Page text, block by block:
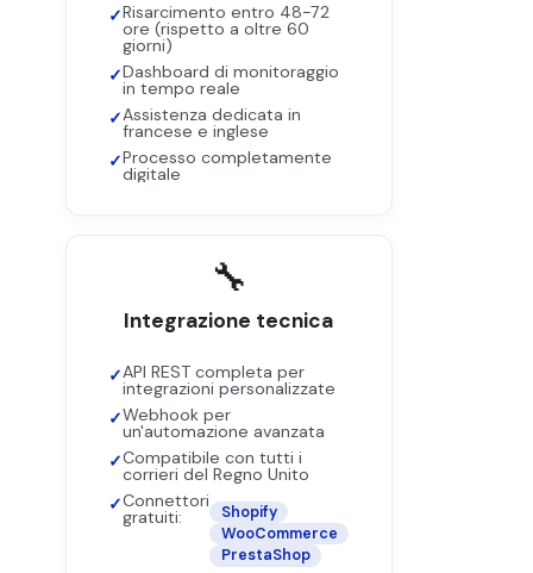
Risarcimento entro 48-72
ore (rispetto a oltre 60
giorni)
Dashboard di monitoraggio
in tempo reale
Assistenza dedicata in
francese e inglese
Processo completamente
digitale
🔧
Integrazione tecnica
API REST completa per
integrazioni personalizzate
Webhook per
un'automazione avanzata
Compatibile con tutti i
corrieri del Regno Unito
Connettori
gratuiti:
Shopify
WooCommerce
PrestaShop